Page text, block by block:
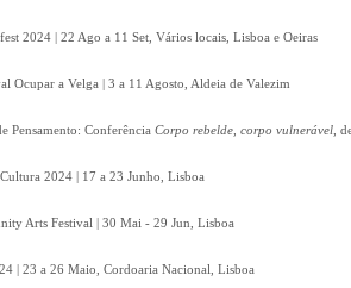
2024 | 22 Ago a 11 Set, Vários locais, Lisboa e Oeiras
Ocupar a Velga | 3 a 11 Agosto, Aldeia de Valezim
Pensamento: Conferência Corpo rebelde, corpo vulnerável ,
Cultura 2024 | 17 a 23 Junho, Lisboa
Arts Festival | 30 Mai - 29 Jun, Lisboa
| 23 a 26 Maio, Cordoaria Nacional, Lisboa